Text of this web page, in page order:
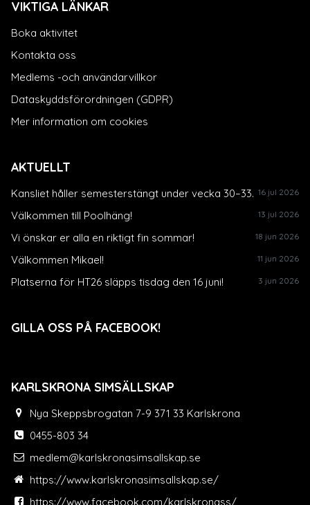
VIKTIGA LÄNKAR
Boka aktivitet
Kontakta oss
Medlems -och användarvillkor
Dataskyddsförordningen (GDPR)
Mer information om cookies
AKTUELLT
Kansliet håller semesterstängt under vecka 30–33. 16 jul 2026
Välkommen till Poolhäng! 13 jul 2026
Vi önskar er alla en riktigt fin sommar! 18 jun 2026
Välkommen Mikael! 11 jun 2026
Platserna för HT26 släpps tisdag den 16 juni! 3 jun 2026
GILLA OSS PÅ FACEBOOK!
KARLSKRONA SIMSÄLLSKAP
Nya Skeppsbrogatan 7-9 371 33 Karlskrona
0455-803 34
medlem@karlskronasimsallskap.se
https://www.karlskronasimsallskap.se/
https://www.facebook.com/karlskronass/